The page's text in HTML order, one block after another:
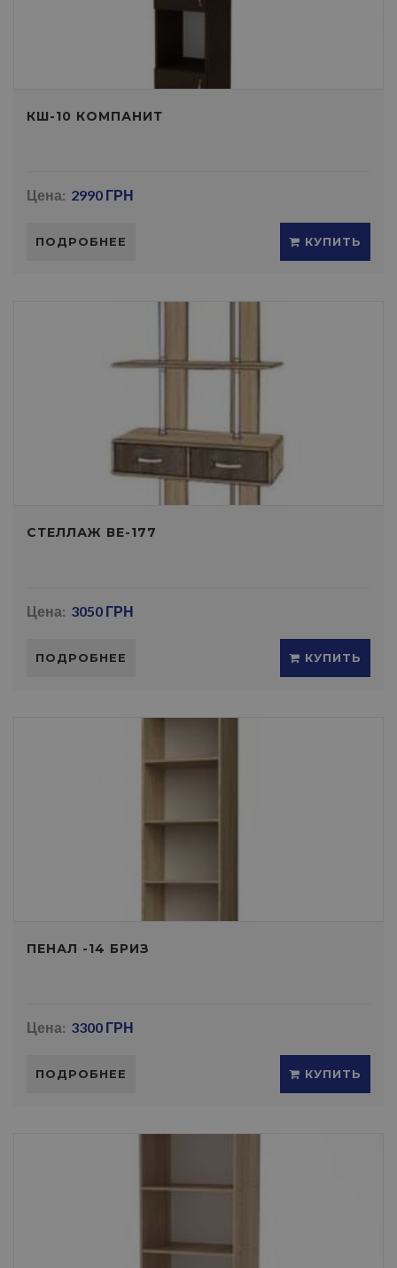
КШ-10 КОМПАНИТ
Цена: 2990 ГРН
ПОДРОБНЕЕ КУПИТЬ
СТЕЛЛАЖ ВЕ-177
Цена: 3050 ГРН
ПОДРОБНЕЕ КУПИТЬ
ПЕНАЛ -14 БРИЗ
Цена: 3300 ГРН
ПОДРОБНЕЕ КУПИТЬ